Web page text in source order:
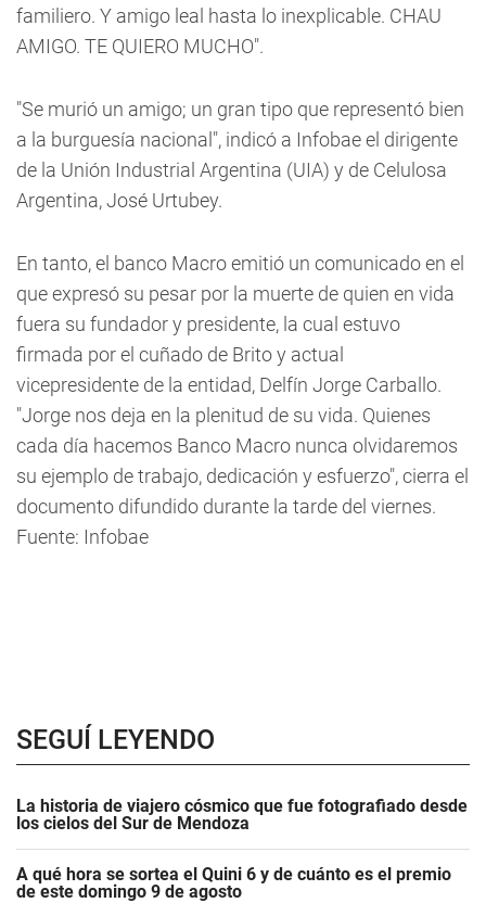
familiero. Y amigo leal hasta lo inexplicable. CHAU
AMIGO. TE QUIERO MUCHO".
"Se murió un amigo; un gran tipo que representó bien
a la burguesía nacional", indicó a Infobae el dirigente
de la Unión Industrial Argentina (UIA) y de Celulosa
Argentina, José Urtubey.
En tanto, el banco Macro emitió un comunicado en el
que expresó su pesar por la muerte de quien en vida
fuera su fundador y presidente, la cual estuvo
firmada por el cuñado de Brito y actual
vicepresidente de la entidad, Delfín Jorge Carballo.
"Jorge nos deja en la plenitud de su vida. Quienes
cada día hacemos Banco Macro nunca olvidaremos
su ejemplo de trabajo, dedicación y esfuerzo", cierra el
documento difundido durante la tarde del viernes.
Fuente: Infobae
SEGUÍ LEYENDO
La historia de viajero cósmico que fue fotografiado desde
los cielos del Sur de Mendoza
A qué hora se sortea el Quini 6 y de cuánto es el premio
de este domingo 9 de agosto